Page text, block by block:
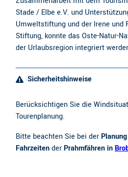
Stade / Elbe e.V. und
Umweltstiftung und der Irene und
Stiftung, konnte das Oste-Natur-
der Urlaubsregion integriert
Sicherheitshinweise
Berücksichtigen Sie die
Tourenplanung.
Bitte beachten Sie bei der Planung
Fahrzeitender Prahmfähren in